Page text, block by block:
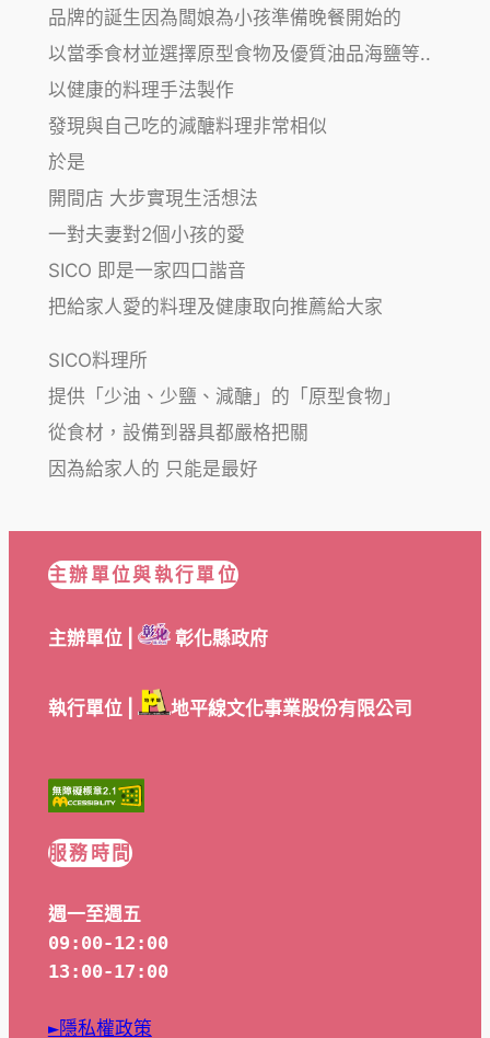
品牌的誕生因為闆娘為小孩準備晚餐開始的
以當季食材並選擇原型食物及優質油品海鹽等..
以健康的料理手法製作
發現與自己吃的減醣料理非常相似
於是
開間店 大步實現生活想法
一對夫妻對2個小孩的愛
SICO 即是一家四口諧音
把給家人愛的料理及健康取向推薦給大家
SICO料理所
提供「少油、少鹽、減醣」的「原型食物」
從食材，設備到器具都嚴格把關
因為給家人的 只能是最好
主辦單位與執行單位
主辦單位 | 彰化縣政府
執行單位 | 地平線文化事業股份有限公司
服務時間
週一至週五
09:00-12:00
13:00-17:00
►隱私權政策